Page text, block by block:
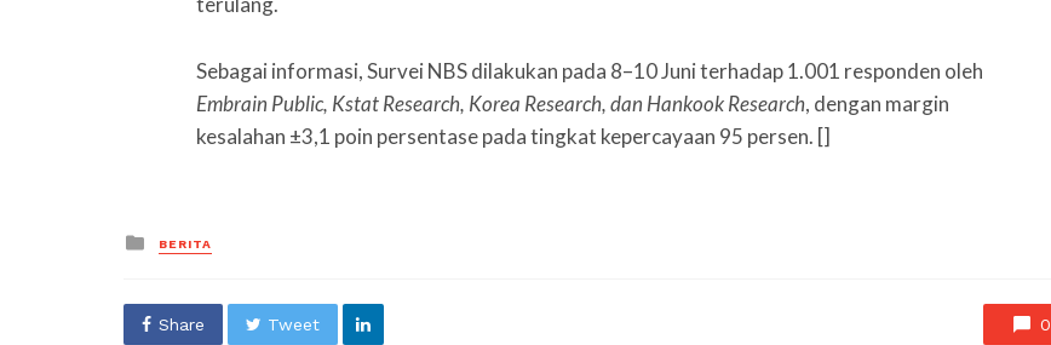
Sebagai informasi, Survei NBS dilakukan pada 8–10 Juni terhadap 1.001 responden oleh
Embrain Public, Kstat Research, Korea Research, dan Hankook Research, dengan margin
kesalahan ±3,1 poin persentase pada tingkat kepercayaan 95 persen. []
Posted
in
BERITA
Share Tweet 0